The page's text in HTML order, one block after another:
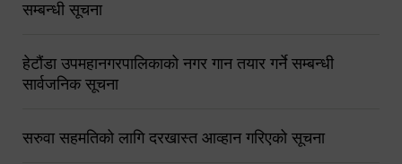
सम्बन्धी सूचना
हेटौंडा उपमहानगरपालिकाको नगर गान तयार गर्ने सम्बन्धी
सार्वजनिक सूचना
सरुवा सहमतिको लागि दरखास्त आव्हान गरिएको सूचना